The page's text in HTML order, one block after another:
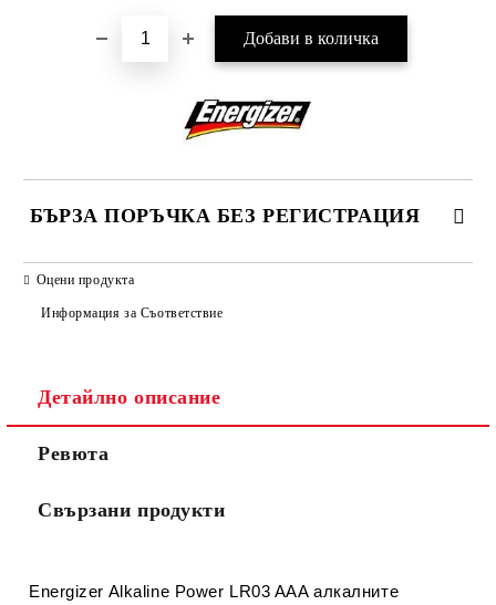
БЪРЗА ПОРЪЧКА БЕЗ РЕГИСТРАЦИЯ
Съгласен съм с
Ние ще се свържем с вас в рамките на работния ден.
Оцени продукта
Информация за Съответствие
Детайлно описание
Ревюта
Свързани продукти
Energizer Alkaline Power LR03 AAA алкалните